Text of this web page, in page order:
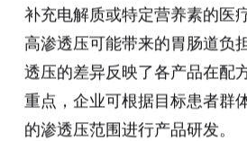
补充电解质或特定营养素的医
高渗透压可能带来的胃肠道负
透压的差异反映了各产品在配
重点，企业可根据目标患者群
的渗透压范围进行产品研发。